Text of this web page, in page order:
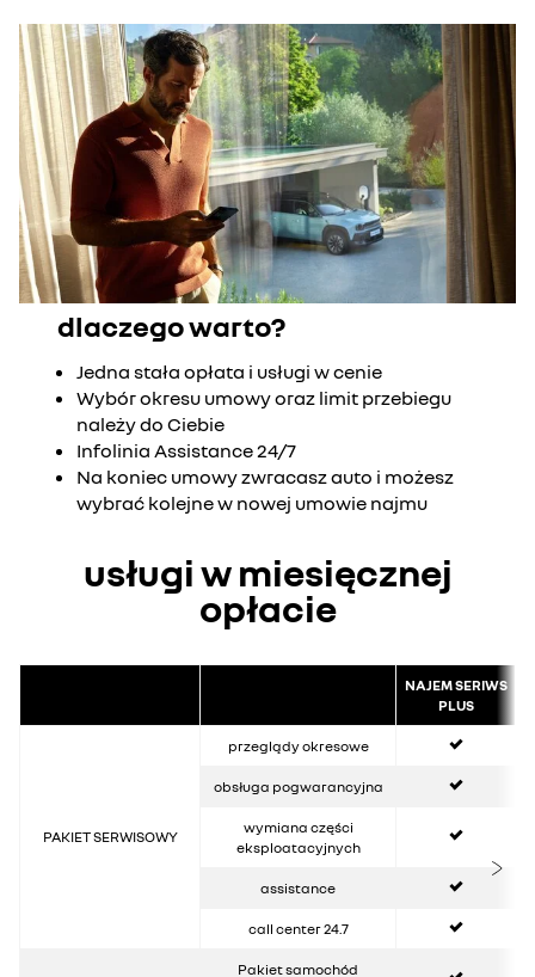
dlaczego warto?
Jedna stała opłata i usługi w cenie
Wybór okresu umowy oraz limit przebiegu
należy do Ciebie
Infolinia Assistance 24/7
Na koniec umowy zwracasz auto i możesz
wybrać kolejne w nowej umowie najmu
usługi w miesięcznej
opłacie
NAJEM SERIWS
PLUS
PAKIET SERWISOWY
przeglądy okresowe
obsługa pogwarancyjna
wymiana części
eksploatacyjnych
assistance
call center 24.7
Pakiet samochód